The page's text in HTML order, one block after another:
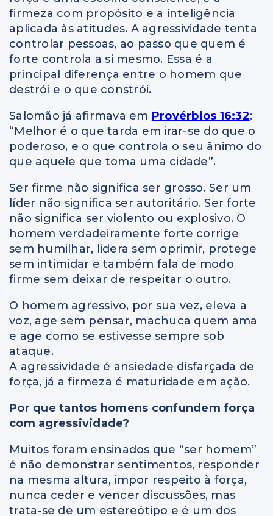
firmeza com propósito e a inteligência
aplicada às atitudes. A agressividade tenta
controlar pessoas, ao passo que quem é
forte controla a si mesmo. Essa é a
principal diferença entre o homem que
destrói e o que constrói.
Salomão já afirmava em Provérbios 16:32:
“Melhor é o que tarda em irar-se do que o
poderoso, e o que controla o seu ânimo do
que aquele que toma uma cidade”.
Ser firme não significa ser grosso. Ser um
líder não significa ser autoritário. Ser forte
não significa ser violento ou explosivo. O
homem verdadeiramente forte corrige
sem humilhar, lidera sem oprimir, protege
sem intimidar e também fala de modo
firme sem deixar de respeitar o outro.
O homem agressivo, por sua vez, eleva a
voz, age sem pensar, machuca quem ama
e age como se estivesse sempre sob
ataque.
A agressividade é ansiedade disfarçada de
força, já a firmeza é maturidade em ação.
Por que tantos homens confundem força
com agressividade?
Muitos foram ensinados que “ser homem”
é não demonstrar sentimentos, responder
na mesma altura, impor respeito à força,
nunca ceder e vencer discussões, mas
trata-se de um estereótipo e é um dos